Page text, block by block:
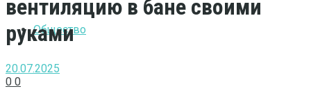
Общество
вентиляцию в бане своими
руками
20.07.2025
0 0